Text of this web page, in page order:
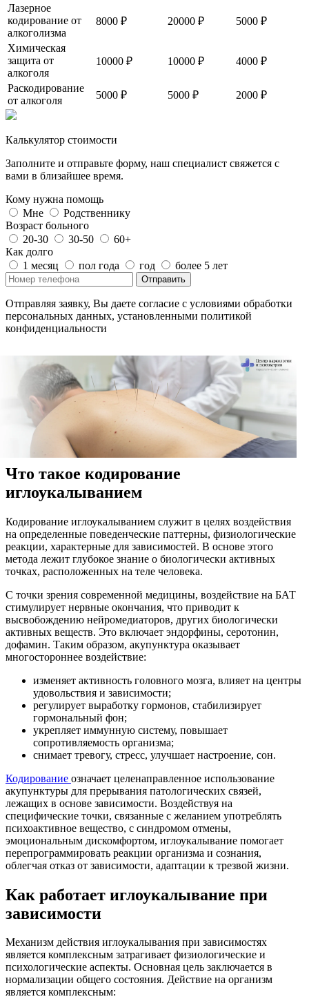
Лазерное
кодирование от
алкоголизма
8000 ₽ 20000 ₽ 5000 ₽
Химическая
защита от
алкоголя
10000 ₽ 10000 ₽ 4000 ₽
Раскодирование
от алкоголя
5000 ₽ 5000 ₽ 2000 ₽
Калькулятор стоимости
Заполните и отправьте форму, наш специалист свяжется с
вами в близайшее время.
Кому нужна помощь
Мне
Родственнику
Возраст больного
20-30
30-50
60+
Как долго
1 месяц
пол года год более 5 лет
Отправить
Отправляя заявку, Вы даете согласие с условиями обработки
персональных данных, установленными политикой
конфиденциальности
Что такое кодирование
иглоукалыванием
Кодирование иглоукалыванием служит в целях воздействия
на определенные поведенческие паттерны, физиологические
реакции, характерные для зависимостей. В основе этого
метода лежит глубокое знание о биологически активных
точках, расположенных на теле человека.
С точки зрения современной медицины, воздействие на БАТ
стимулирует нервные окончания, что приводит к
высвобождению нейромедиаторов, других биологически
активных веществ. Это включает эндорфины, серотонин,
дофамин. Таким образом, акупунктура оказывает
многостороннее воздействие:
изменяет активность головного мозга, влияет на центры
удовольствия и зависимости;
регулирует выработку гормонов, стабилизирует
гормональный фон;
укрепляет иммунную систему, повышает
сопротивляемость организма;
снимает тревогу, стресс, улучшает настроение, сон.
Кодирование означает целенаправленное использование
акупунктуры для прерывания патологических связей,
лежащих в основе зависимости. Воздействуя на
специфические точки, связанные с желанием употреблять
психоактивное вещество, с синдромом отмены,
эмоциональным дискомфортом, иглоукалывание помогает
перепрограммировать реакции организма и сознания,
облегчая отказ от зависимости, адаптации к трезвой жизни.
Как работает иглоукалывание при
зависимости
Механизм действия иглоукалывания при зависимостях
является комплексным затрагивает физиологические и
психологические аспекты. Основная цель заключается в
нормализации общего состояния. Действие на организм
является комплексным: